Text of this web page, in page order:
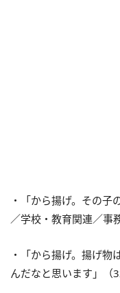
・「から揚げ。その
／学校・教育関連／事
・「から揚げ。揚げ物
んだなと思います」（